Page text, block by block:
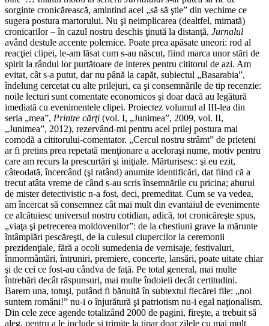
sorginte cronicărească, amintind acel „să să ştie” din vechime ce
sugera postura martorului. Nu şi neimplicarea (dealtfel, mimată)
cronicarilor – în cazul nostru deschis ţinută la distanţă, Jurnalul
având destule accente polemice. Poate prea apăsate uneori: rod al
reacţiei clipei, le-am lăsat cum s-au născut, fiind marca unor stări de
spirit la rândul lor purtătoare de interes pentru cititorul de azi. Am
evitat, cât s-a putut, dar nu până la capăt, subiectul „Basarabia”,
îndelung cercetat cu alte prilejuri, ca şi consemnările de tip recenzie:
noile lecturi sunt comentate economicos şi doar dacă au legătură
imediată cu evenimentele clipei. Proiectez volumul al III-lea din
seria „mea”, Printre cărţi (vol. I, „Junimea”, 2009, vol. II,
„Junimea”, 2012), rezervând-mi pentru acel prilej postura mai
comodă a cititorului-comentator. „Cercul nostru strâmt” de prieteni
ar fi pretins prea repetată menţionare a aceloraşi nume, motiv pentru
care am recurs la prescurtări şi iniţiale. Mărturisesc: şi eu ezit,
câteodată, încercând (şi ratând) anumite identificări, dat fiind că a
trecut atâta vreme de când s-au scris însemnările cu pricina; aburul
de mister detectivistic n-a fost, deci, premeditat. Cum se va vedea,
am încercat să consemnez cât mai mult din evantaiul de evenimente
ce alcătuiesc universul nostru cotidian, adică, tot cronicăreşte spus,
„viaţa şi petrecerea moldovenilor”: de la chestiuni grave la mărunte
întâmplări pescăreşti, de la culesul ciupercilor la ceremonii
prezidenţiale, fără a ocoli sumedenia de vernisaje, festivaluri,
înmormântări, întruniri, premiere, concerte, lansări, poate uitate chiar
şi de cei ce fost-au cândva de faţă. Pe total general, mai multe
întrebări decât răspunsuri, mai multe îndoieli decât certitudini.
Barem una, totuşi, putând fi bănuită în subtextul fiecărei file: „noi
suntem români!” nu-i o înjurătură şi patriotism nu-i egal naţionalism.
Din cele zece agende totalizând 2000 de pagini, fireşte, a trebuit să
aleg, pentru a le include şi trimite la tipar doar zilele cu mai mult